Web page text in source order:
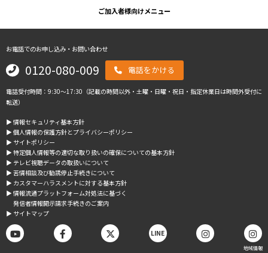
ご加入者様向けメニュー
お電話でのお申し込み・お問い合わせ
0120-080-009 電話をかける
電話受付時間：9:30～17:30（記載の時間以外・土曜・日曜・祝日・指定休業日は時間外受付に
転送）
▶︎ 情報セキュリティ基本方針
▶︎ 個人情報の保護方針とプライバシーポリシー
▶︎ サイトポリシー
▶︎ 特定個人情報等の適切な取り扱いの確保についての基本方針
▶︎ テレビ視聴データの取扱いについて
▶︎ 苦情相談及び勧誘停止手続きについて
▶︎ カスタマーハラスメントに対する基本方針
▶︎ 情報流通プラットフォーム対処法に基づく
発信者情報開示請求手続きのご案内
▶︎ サイトマップ
LINE
地域情報